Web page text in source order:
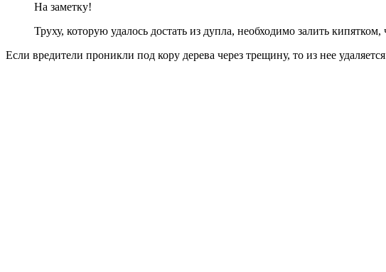
На заметку!
Труху, которую удалось достать из дупла, необходимо залить
Если вредители проникли под кору дерева через трещину, то из нее